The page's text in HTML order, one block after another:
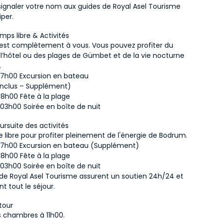
votre nom aux guides de Royal Asel Tourisme
libre & Activités
complètement à vous. Vous pouvez profiter du
ou des plages de Gümbet et de la vie nocturne
Excursion en bateau
– Supplément)
Fête à la plage
Soirée en boîte de nuit
des activités
libre pour profiter pleinement de l'énergie de Bodrum.
Excursion en bateau (Supplément)
Fête à la plage
Soirée en boîte de nuit
Royal Asel Tourisme assurent un soutien 24h/24 et
tout le séjour.
à 11h00.